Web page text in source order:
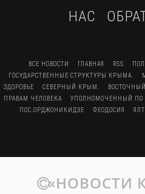
НАС
ВСЕ НОВОСТИ ГЛАВНАЯ RSS
ГОСУДАРСТВЕННЫЕ СТРУКТУРЫ КРЫМА.
ЗДОРОВЬЕ
СЕВЕРНЫЙ КРЫМ.
ПРАВАМ ЧЕЛОВЕКА
УПОЛНОМОЧЕННЫЙ ПО
ПОС.ОРДЖОНИКИДЗЕ
ФЕОДОСИЯ
«НОВОСТИ